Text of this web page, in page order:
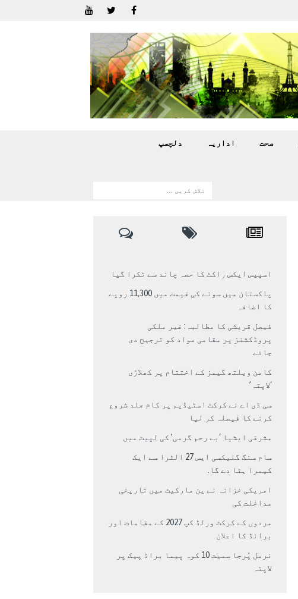
صحت اداريہ دلچسپ
اسپیس ایکس راکٹ کا حصہ چاند سے ٹکرا گیا
پاکستان میں سونے کی قیمت میں 11,300 روپے
کا اضافہ
فیصل قریشی کا مطالبہ: غیر ملکی
پروڈکشنز پر مقامی مواد کو ترجیح دی
جائے
کامن ویلتھ گیمز کے اختتام پر کھلاڑی
‘لاپتہ’
سی ڈی اے نے کرکٹ اسٹیڈیم پر کام جلد شروع
کرنے کا فیصلہ کر لیا
مشرقی ایشیا ‘بے رحم گرمی’ کی لپیٹ میں
سام سنگ گلیکسی ایس 27 الٹرا سے ایک
کیمرا ہٹا دے گا.
امریکی خزانہ نے ین مارکیٹ میں تاریخی
مداخلت کی
مردوں کے کرکٹ ورلڈ کپ 2027 کے مقامات اور
برانڈ کا اعلان
نرمل پُرجا سمیت 10 کوہ پیما براڈ پیک پر
لاپتہ